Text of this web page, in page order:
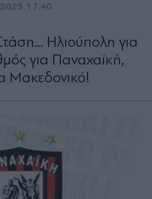
17:40
Ηλιούπολη για
για Παναχαϊκή,
Μακεδονικό!